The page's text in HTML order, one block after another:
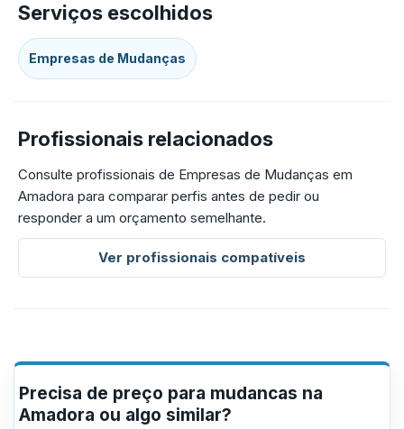
Serviços escolhidos
Empresas de Mudanças
Profissionais relacionados
Consulte profissionais de Empresas de Mudanças em
Amadora para comparar perfis antes de pedir ou
responder a um orçamento semelhante.
Ver profissionais compatíveis
Precisa de preço para mudancas na
Amadora ou algo similar?